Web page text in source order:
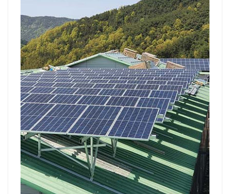
Nederlands
العربية
日本語
한국의